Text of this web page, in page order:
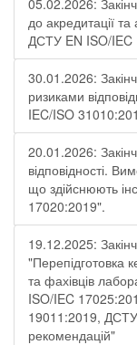
05.02.2026:
до акредитації
ДСТУ EN ISO/IEC
30.01.2026:
ризиками
IEC/ISO
20.01.2026:
відповідності.
що здійснюють
17020:2019".
19.12.2025:
"Перепідготовка
та фахівців
ISO/IEC
19011:2019,
рекомендацій"